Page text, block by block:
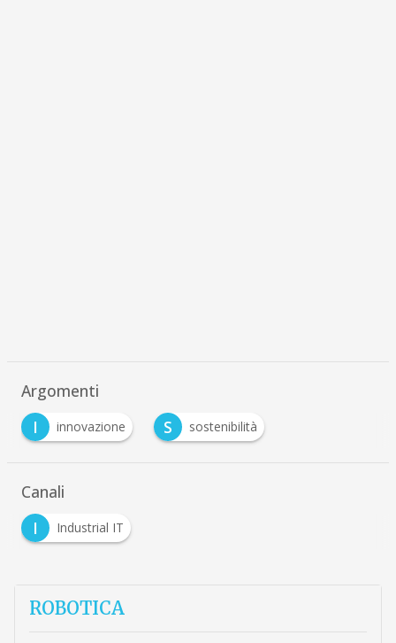
Argomenti
I
innovazione S sostenibilità
Canali
I
Industrial IT
ROBOTICA